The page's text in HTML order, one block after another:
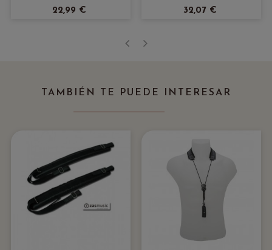
22,99 € 32,07 €
TAMBIÉN TE PUEDE INTERESAR